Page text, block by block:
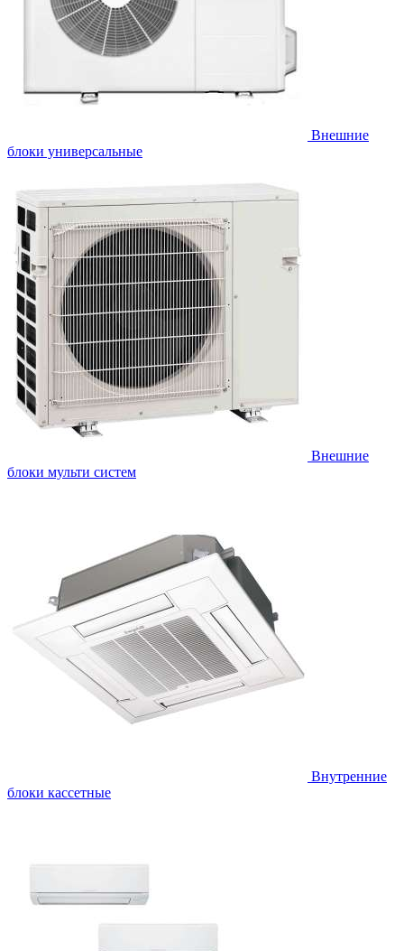
Внешние
блоки универсальные
Внешние
блоки мульти систем
Внутренние
блоки кассетные